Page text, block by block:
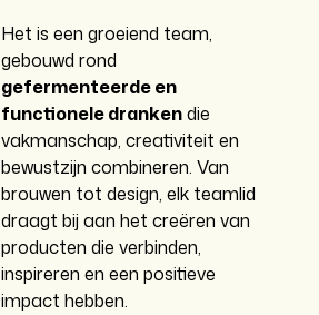
Het is een groeiend team,
gebouwd rond
gefermenteerde en
functionele drankendie
vakmanschap, creativiteit en
bewustzijn combineren. Van
brouwen tot design, elk teamlid
draagt bij aan het creëren van
producten die verbinden,
inspireren en een positieve
impact hebben.